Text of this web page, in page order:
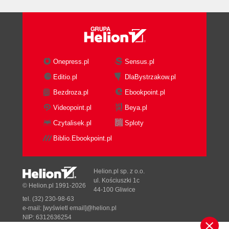
Wyświetlanie komunikatów przy otwieraniu okna
Rozdział 7. Strony uaktualniane dynamicznie (97)
Wpisywanie aktualnej daty na stronę sieci (98)
Dostosowywanie wiadomości do pory dnia (101)
Konwertowanie formatu zapisu czasu (102)
Odliczanie (106)
Odwoływanie się do poprzedniej strony (108)
Rozdział 8. JavaScript i Cookie (109)
Wykorzystanie cookies jako liczników (115)
Usuwanie cookies (117)
Jednoczesna obsługa kilku cookies (119)
Rozdział 9. Java i plug-iny (121)
Onepress.pl
Sensus.pl
Editio.pl
DlaBystrzakow.pl
Bezdroza.pl
Ebookpoint.pl
Videopoint.pl
Beya.pl
Czytalisek.pl
Sploty
Biblio.Ebookpoint.pl
© Helion.pl 1991-2026
Helion.pl sp. z o.o.
ul. Kościuszki 1c
44-100 Gliwice
tel. (32) 230-98-63
e-mail: [wyświetl email]@helion.pl
NIP: 6312636254